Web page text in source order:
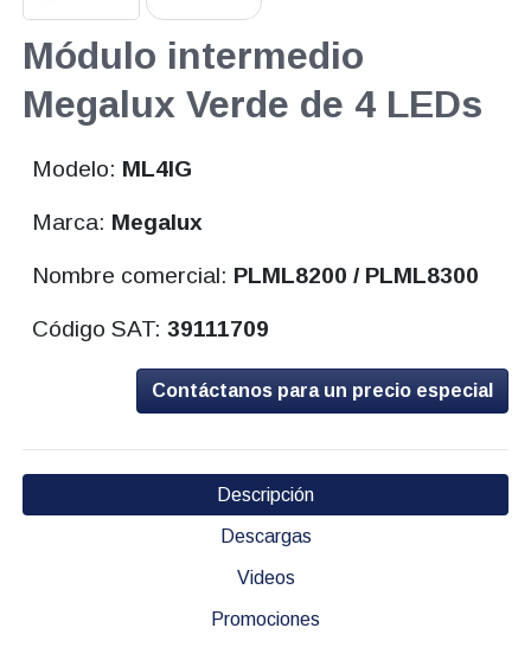
Módulo intermedio
Megalux Verde de 4 LEDs
Modelo: ML4IG
Marca: Megalux
Nombre comercial: PLML8200 / PLML8300
Código SAT:39111709
Contáctanos para un precio especial
Descripción
Descargas
Videos
Promociones